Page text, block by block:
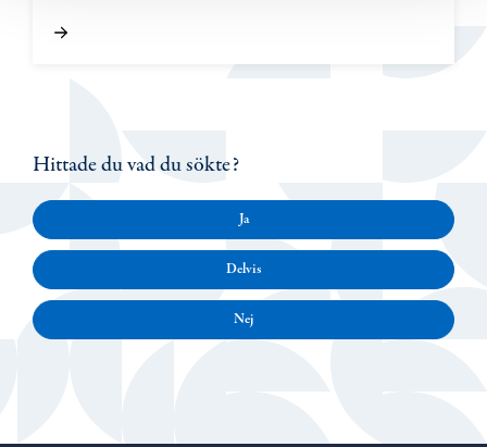
Hittade du vad du sökte?
Ja
Delvis
Nej